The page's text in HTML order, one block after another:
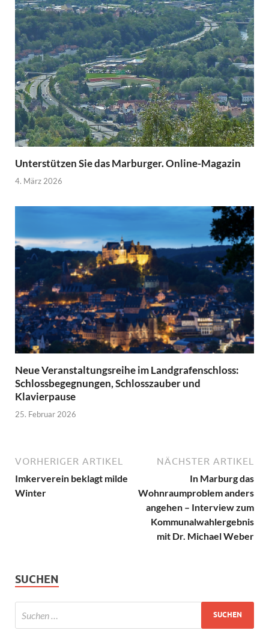
Unterstützen Sie das Marburger. Online-Magazin
4. März 2026
Neue Veranstaltungsreihe im Landgrafenschloss:
Schlossbegegnungen, Schlosszauber und
Klavierpause
25. Februar 2026
VORHERIGER ARTIKEL
Imkerverein beklagt milde
Winter
NÄCHSTER ARTIKEL
In Marburg das
Wohnraumproblem anders
angehen – Interview zum
Kommunalwahlergebnis
mit Dr. Michael Weber
SUCHEN